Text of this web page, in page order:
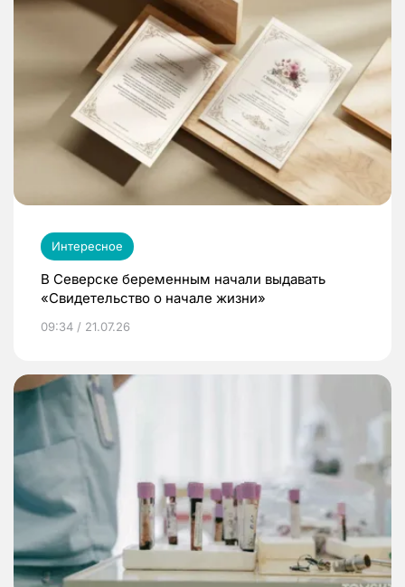
Интересное
В Северске беременным начали выдавать
«Свидетельство о начале жизни»
09:34 / 21.07.26